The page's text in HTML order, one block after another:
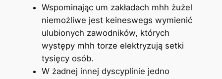
Wspominając um zakładach mhh żużel
niemożliwe jest keineswegs wymienić
ulubionych zawodników, których
występy mhh torze elektryzują setki
tysięcy osób.
W żadnej innej dyscyplinie jedno